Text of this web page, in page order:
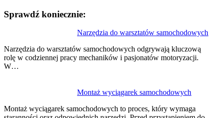
Sprawdź koniecznie:
Narzędzia do warsztatów samochodowych
Narzędzia do warsztatów samochodowych odgrywają kluczową
rolę w codziennej pracy mechaników i pasjonatów motoryzacji.
W…
Montaż wyciągarek samochodowych
Montaż wyciągarek samochodowych to proces, który wymaga
wpisu